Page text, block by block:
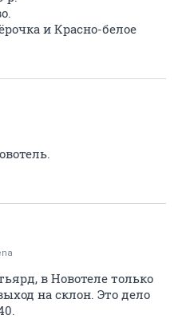
и Красно-белое
в Новотеле только
на склон. Это дело